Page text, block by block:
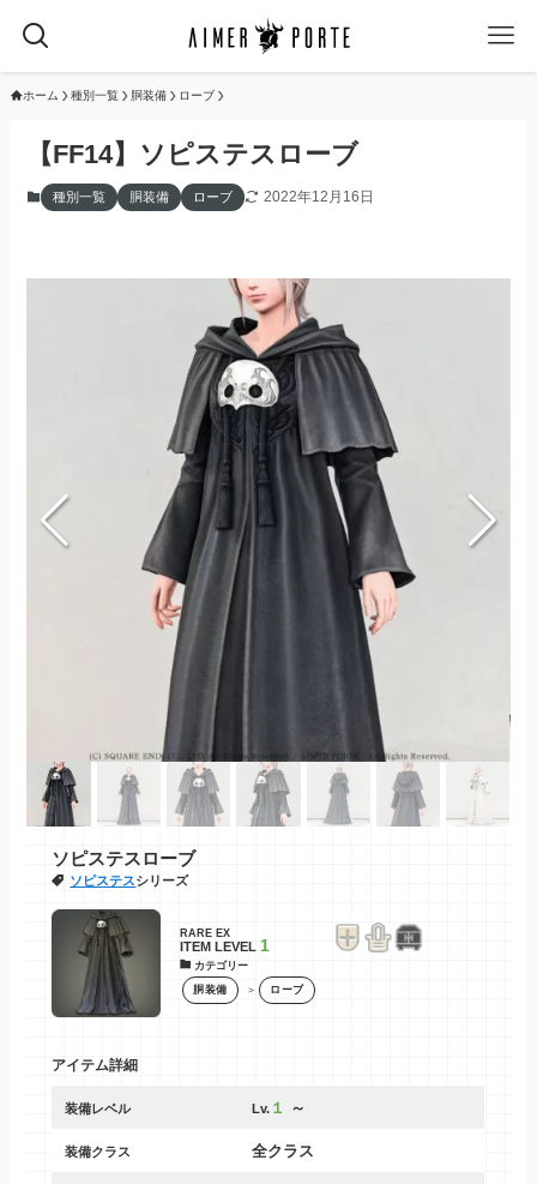
ホーム 種別一覧 胴装備 ローブ
【FF14】ソピステスローブ
種別一覧 胴装備 ローブ 2022年12月16日
ソピステスローブ
ソピステスシリーズ
RARE EX
ITEM LEVEL 1
カテゴリー
胴装備 ＞ ローブ
アイテム詳細
装備レベル Lv.１ ～
装備クラス 全クラス